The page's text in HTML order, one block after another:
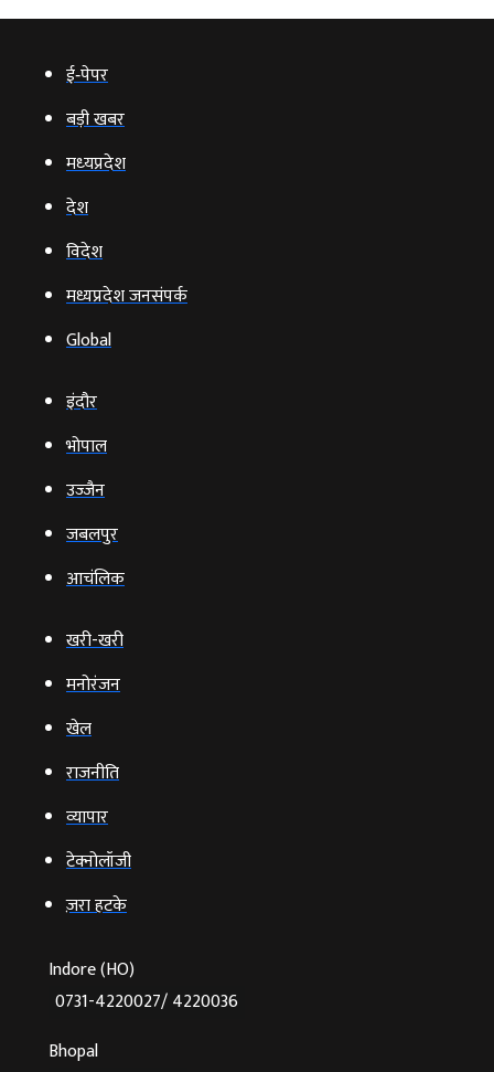
ई‑पेपर
बड़ी खबर
मध्‍यप्रदेश
देश
विदेश
मध्यप्रदेश जनसंपर्क
Global
इंदौर
भोपाल
उज्‍जैन
जबलपुर
आचंलिक
खरी-खरी
मनोरंजन
खेल
राजनीति
व्‍यापार
टेक्‍नोलॉजी
ज़रा हटके
Indore (HO)
0731-4220027/ 4220036
Bhopal